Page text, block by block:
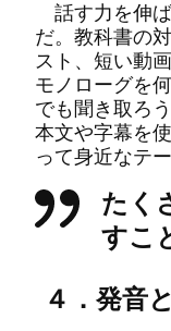
話す力を伸
だ。教科書の
スト、短い動
モノローグを
でも聞き取ろ
本文や字幕を
って身近なテ
たく
すこ
４．発音